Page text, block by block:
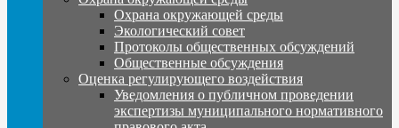
Охрана окружающей среды
Экологический совет
Протоколы общественных обсуждений
Общественные обсуждения
Оценка регулирующего воздействия
Уведомления о публичном проведении
экспертизы муниципального нормативного